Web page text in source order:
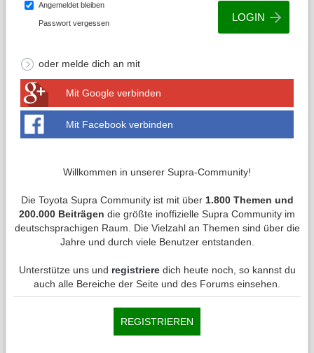
Angemeldet bleiben
Passwort vergessen
oder melde dich an mit
Mit Google verbinden
Mit Facebook verbinden
Willkommen in unserer Supra-Community!
Die Toyota Supra Community ist mit über 1.800 Themen und
200.000 Beiträgen die größte inoffizielle Supra Community im
deutschsprachigen Raum. Die Vielzahl an Themen sind über die
Jahre und durch viele Benutzer entstanden.
Unterstütze uns und registrieredich heute noch, so kannst du
auch alle Bereiche der Seite und des Forums einsehen.
REGISTRIEREN